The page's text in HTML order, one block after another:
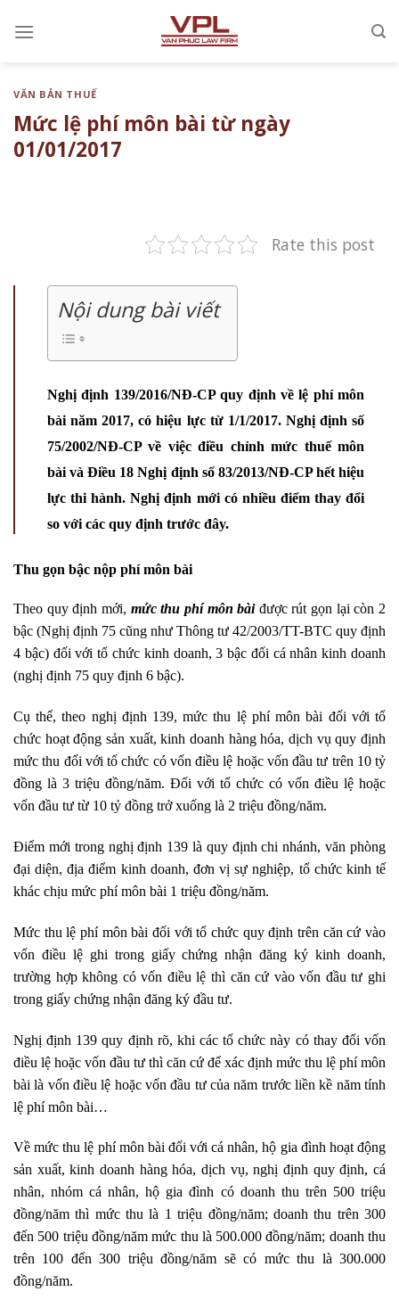
đến
VĂN BẢN THUẾ
Mức lệ phí môn bài từ ngày
01/01/2017
Rate this post
Nội dung bài viết
Nghị định 139/2016/NĐ-CP quy định về lệ phí môn
bài năm 2017, có hiệu lực từ 1/1/2017. Nghị định số
75/2002/NĐ-CP về việc điều chỉnh mức thuế môn
bài và Điều 18 Nghị định số 83/2013/NĐ-CP hết hiệu
lực thi hành. Nghị định mới có nhiều điểm thay đổi
so với các quy định trước đây.
Thu gọn bậc nộp phí môn bài
Theo quy định mới, mức thu phí môn bàiđược rút gọn lại còn 2
bậc (Nghị định 75 cũng như Thông tư 42/2003/TT-BTC quy định
4 bậc) đối với tổ chức kinh doanh, 3 bậc đối cá nhân kinh doanh
(nghị định 75 quy định 6 bậc).
Cụ thể, theo nghị định 139, mức thu lệ phí môn bài đối với tổ
chức hoạt động sản xuất, kinh doanh hàng hóa, dịch vụ quy định
mức thu đối với tổ chức có vốn điều lệ hoặc vốn đầu tư trên 10 tỷ
đồng là 3 triệu đồng/năm. Đối với tổ chức có vốn điều lệ hoặc
vốn đầu tư từ 10 tỷ đồng trở xuống là 2 triệu đồng/năm.
Điểm mới trong nghị định 139 là quy định chi nhánh, văn phòng
đại diện, địa điểm kinh doanh, đơn vị sự nghiệp, tổ chức kinh tế
khác chịu mức phí môn bài 1 triệu đồng/năm.
Mức thu lệ phí môn bài đối với tổ chức quy định trên căn cứ vào
vốn điều lệ ghi trong giấy chứng nhận đăng ký kinh doanh,
trường hợp không có vốn điều lệ thì căn cứ vào vốn đầu tư ghi
trong giấy chứng nhận đăng ký đầu tư.
Nghị định 139 quy định rõ, khi các tổ chức này có thay đổi vốn
điều lệ hoặc vốn đầu tư thì căn cứ để xác định mức thu lệ phí môn
bài là vốn điều lệ hoặc vốn đầu tư của năm trước liền kề năm tính
lệ phí môn bài…
Về mức thu lệ phí môn bài đối với cá nhân, hộ gia đình hoạt động
sản xuất, kinh doanh hàng hóa, dịch vụ, nghị định quy định, cá
nhân, nhóm cá nhân, hộ gia đình có doanh thu trên 500 triệu
đồng/năm thì mức thu là 1 triệu đồng/năm; doanh thu trên 300
đến 500 triệu đồng/năm mức thu là 500.000 đồng/năm; doanh thu
trên 100 đến 300 triệu đồng/năm sẽ có mức thu là 300.000
đồng/năm.